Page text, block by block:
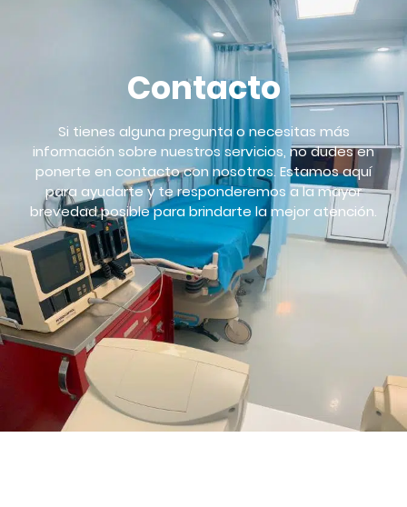
Contacto
Si tienes alguna pregunta o necesitas más
información sobre nuestros servicios, no dudes en
ponerte en contacto con nosotros. Estamos aquí
para ayudarte y te responderemos a la mayor
brevedad posible para brindarte la mejor atención.